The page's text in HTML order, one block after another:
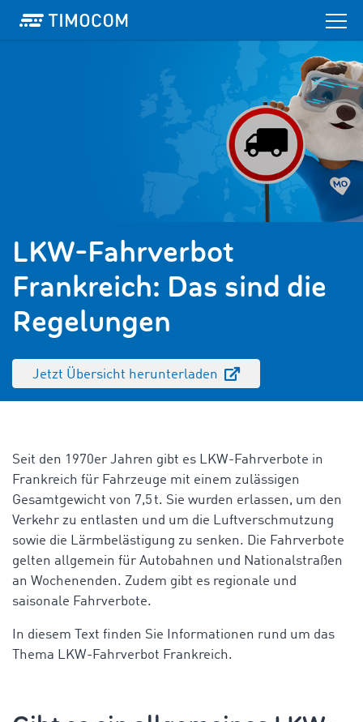
LKW-Fahrverbot
Frankreich: Das sind die
Regelungen
Jetzt Übersicht herunterladen
Seit den 1970er Jahren gibt es LKW-Fahrverbote in
Frankreich für Fahrzeuge mit einem zulässigen
Gesamtgewicht von 7,5 t. Sie wurden erlassen, um den
Verkehr zu entlasten und um die Luftverschmutzung
sowie die Lärmbelästigung zu senken. Die Fahrverbote
gelten allgemein für Autobahnen und Nationalstraßen
an Wochenenden. Zudem gibt es regionale und
saisonale Fahrverbote.
In diesem Text finden Sie Informationen rund um das
Thema LKW-Fahrverbot Frankreich.